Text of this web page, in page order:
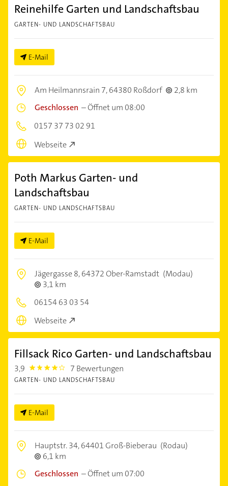
Reinehilfe Garten und Landschaftsbau
GARTEN- UND LANDSCHAFTSBAU
E-Mail
Am Heilmannsrain 7,64380 Roßdorf
2,8 km
Geschlossen –Öffnet um 08:00
0157 37 73 02 91
Webseite
Poth Markus Garten- und
Landschaftsbau
GARTEN- UND LANDSCHAFTSBAU
E-Mail
Jägergasse 8,64372 Ober-Ramstadt (Modau)
3,1 km
06154 63 03 54
Webseite
Fillsack Rico Garten- und Landschaftsbau
3,9 3.9 7 Bewertungen
GARTEN- UND LANDSCHAFTSBAU
E-Mail
Hauptstr. 34,64401 Groß-Bieberau (Rodau)
6,1 km
Geschlossen –Öffnet um 07:00